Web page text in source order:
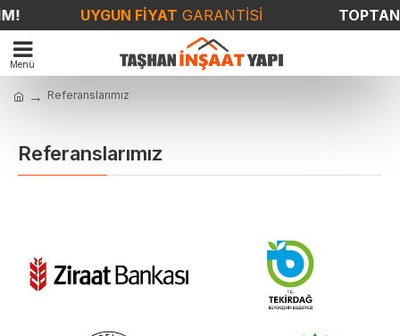
UYGUN FİYATGARANTİSİ TOPTAN
Referanslarımız
Referanslarımız